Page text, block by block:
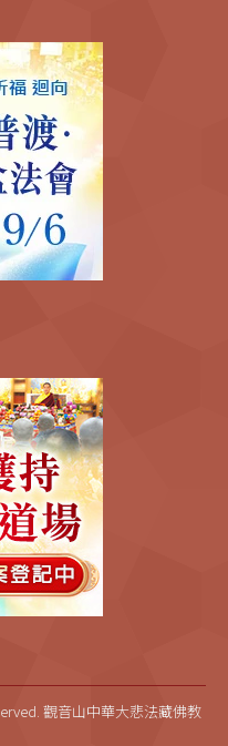
觀音山中華大悲法藏佛教